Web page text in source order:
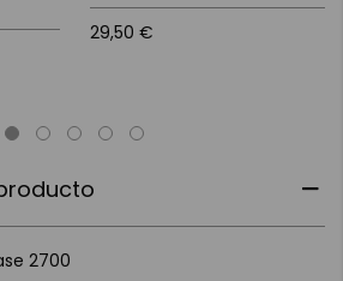
2700
29,50 €